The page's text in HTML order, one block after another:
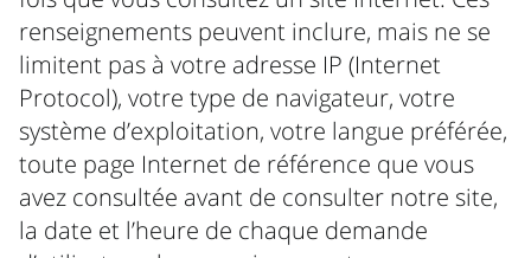
renseignements peuvent inclure, mais ne se
limitent pas à votre adresse IP (Internet
Protocol), votre type de navigateur, votre
système d’exploitation, votre langue préférée,
toute page Internet de référence que vous
avez consultée avant de consulter notre site,
la date et l’heure de chaque demande